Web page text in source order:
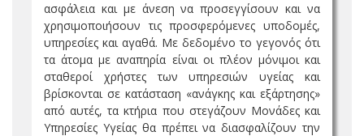
ασφάλεια και με άνεση να προσεγγίσουν και να
χρησιμοποιήσουν τις προσφερόμενες υποδομές,
υπηρεσίες και αγαθά. Με δεδομένο το γεγονός ότι
τα άτομα με αναπηρία είναι οι πλέον μόνιμοι και
σταθεροί χρήστες των υπηρεσιών υγείας και
βρίσκονται σε κατάσταση «ανάγκης και εξάρτησης»
από αυτές, τα κτήρια που στεγάζουν Μονάδες και
Υπηρεσίες Υγείας θα πρέπει να διασφαλίζουν την